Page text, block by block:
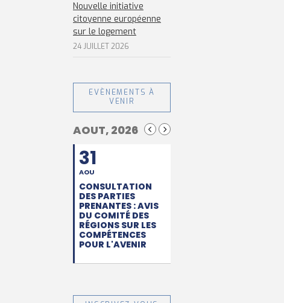
Nouvelle initiative
citoyenne européenne
sur le logement
24 JUILLET 2026
EVÈNEMENTS À
VENIR
AOUT, 2026
31
AOU
CONSULTATION
DES PARTIES
PRENANTES : AVIS
DU COMITÉ DES
RÉGIONS SUR LES
COMPÉTENCES
POUR L'AVENIR